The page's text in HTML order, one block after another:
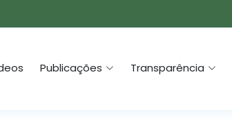
Publicações Transparência